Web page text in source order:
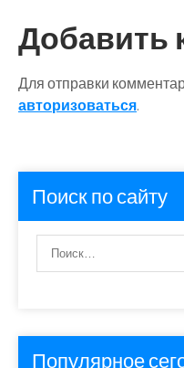
Добавить
Для отправки
авторизоваться.
Поиск по сайту
Популярное